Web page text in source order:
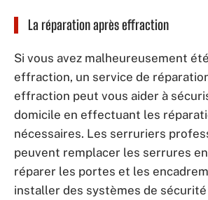
La réparation après effraction
Si vous avez malheureusement
effraction, un service de
effraction peut vous aider à
domicile en effectuant les
nécessaires. Les serruriers
peuvent remplacer les serrures
réparer les portes et les
installer des systèmes de sécurité